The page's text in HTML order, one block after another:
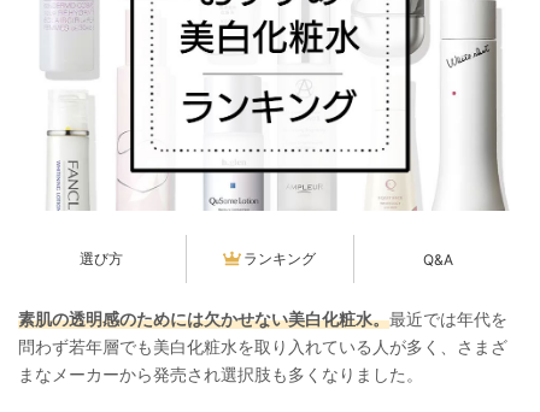
選び方 ランキング Q&A
素肌の透明感のためには欠かせない美白化粧水。最近では年代を
問わず若年層でも美白化粧水を取り入れている人が多く、さまざ
まなメーカーから発売され選択肢も多くなりました。